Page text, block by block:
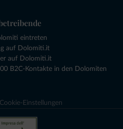
eintreten
auf Dolomiti.it
auf Dolomiti.it
B2C-Kontakte in den Dolomiten
Einstellungen